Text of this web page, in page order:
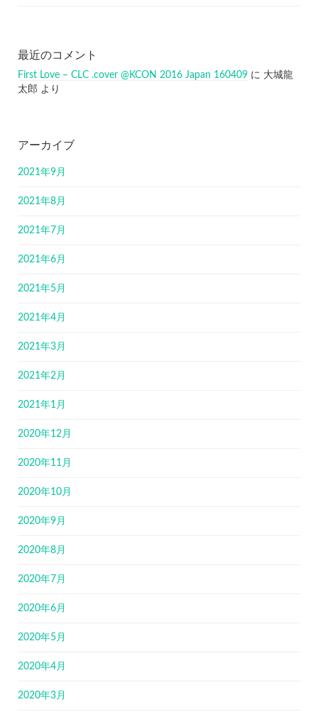
最近のコメント
First Love – CLC .cover @KCON 2016 Japan 160409 に 大城龍
太郎 より
アーカイブ
2021年9月
2021年8月
2021年7月
2021年6月
2021年5月
2021年4月
2021年3月
2021年2月
2021年1月
2020年12月
2020年11月
2020年10月
2020年9月
2020年8月
2020年7月
2020年6月
2020年5月
2020年4月
2020年3月